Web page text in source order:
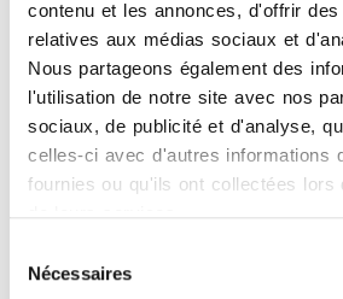
contenu et les annonces, d'offrir des
relatives aux médias sociaux et
Nous partageons également des
l'utilisation de notre site avec nos
sociaux, de publicité et d'analyse,
celles-ci avec d'autres informations
fournies ou qu'ils ont collectées lors
de leurs services.
Nécessaires
Établissement conventionné
Accès Handicapé
Présentation
L'Imagerie Médicale des